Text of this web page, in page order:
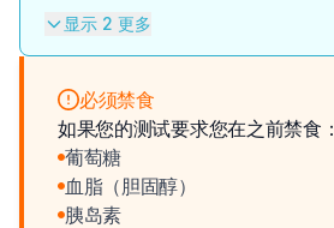
显示 2 更多
必须禁食
如果您的测试要求您在之前禁食：
葡萄糖
血脂（胆固醇）
胰岛素